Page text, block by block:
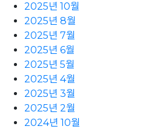
2025년 10월
2025년 8월
2025년 7월
2025년 6월
2025년 5월
2025년 4월
2025년 3월
2025년 2월
2024년 10월